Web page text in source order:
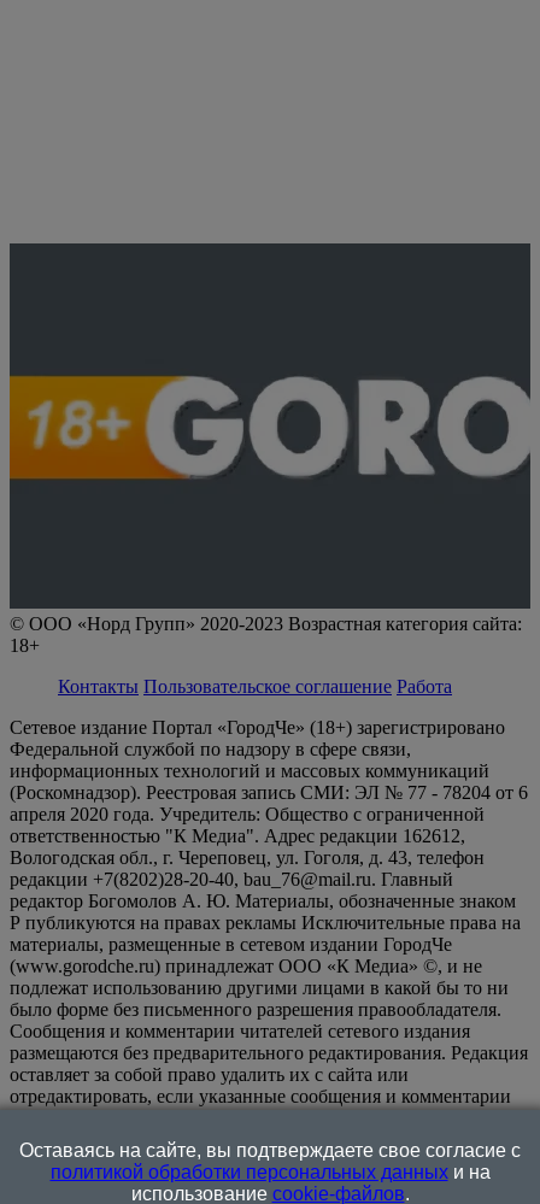
© ООО «Норд Групп» 2020-2023 Возрастная категория сайта:
18+
Контакты Пользовательское соглашение Работа
Сетевое издание Портал «ГородЧе» (18+) зарегистрировано
Федеральной службой по надзору в сфере связи,
информационных технологий и массовых коммуникаций
(Роскомнадзор). Реестровая запись СМИ: ЭЛ № 77 - 78204 от 6
апреля 2020 года. Учредитель: Общество с ограниченной
ответственностью "К Медиа". Адрес редакции 162612,
Вологодская обл., г. Череповец, ул. Гоголя, д. 43, телефон
редакции +7(8202)28-20-40, bau_76@mail.ru. Главный
редактор Богомолов А. Ю. Материалы, обозначенные знаком
Р публикуются на правах рекламы Исключительные права на
материалы, размещенные в сетевом издании ГородЧе
(www.gorodche.ru) принадлежат ООО «К Медиа» ©, и не
подлежат использованию другими лицами в какой бы то ни
было форме без письменного разрешения правообладателя.
Сообщения и комментарии читателей сетевого издания
размещаются без предварительного редактирования. Редакция
оставляет за собой право удалить их с сайта или
отредактировать, если указанные сообщения и комментарии
или нарушением иных требований закона.
информационном ресурсе применяются рекомендательные
технологии (информационные технологии предоставления
Оставаясь на сайте, вы подтверждаете свое согласие с
политикой обработки персональных данныхи на
использование cookie-файлов.